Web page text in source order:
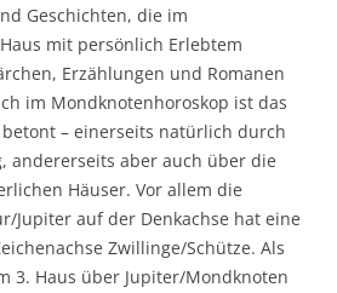
Geschichten, die im
mit persönlich Erlebtem
Erzählungen und Romanen
im Mondknotenhoroskop ist das
– einerseits natürlich durch
andererseits aber auch über die
Häuser. Vor allem die
Jupiter auf der Denkachse hat eine
Zwillinge/Schütze. Als
3. Haus über Jupiter/Mondknoten